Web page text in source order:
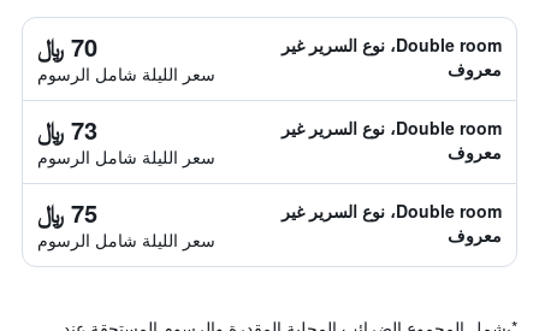
Double room، نوع السرير غير
معروف
70 ﷼
سعر الليلة شامل الرسوم
Double room، نوع السرير غير
معروف
73 ﷼
سعر الليلة شامل الرسوم
Double room، نوع السرير غير
معروف
75 ﷼
سعر الليلة شامل الرسوم